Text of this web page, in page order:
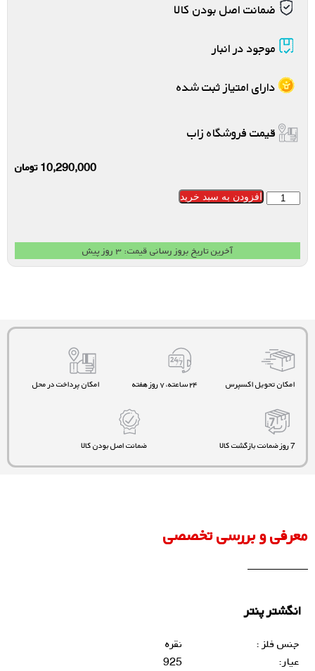
ضمانت اصل بودن کالا
موجود در انبار
دارای امتیاز ثبت شده
قیمت فروشگاه زاب
10,290,000تومان
افزودن به سبد خرید
آخرین تاریخ بروز رسانی قیمت: ۳ روز پیش
امکان تحویل اکسپرس ۲۴ ساعته، ۷ روز هفته امکان پرداخت در محل
7 روز ضمانت بازگشت کالا ضمانت اصل بودن کالا
معرفی و بررسی تخصصی
انگشتر پنتر
جنس فلز :
نقره
عیار:
925